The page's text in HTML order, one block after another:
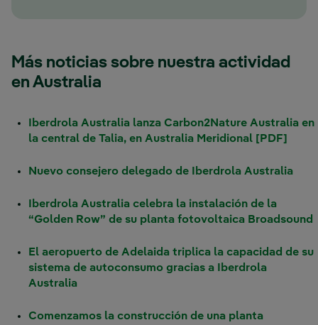
Más noticias sobre nuestra actividad
en Australia
Iberdrola Australia lanza Carbon2Nature Australia en
la central de Talia, en Australia Meridional [PDF]
Nuevo consejero delegado de Iberdrola Australia
Iberdrola Australia celebra la instalación de la
“Golden Row” de su planta fotovoltaica Broadsound
El aeropuerto de Adelaida triplica la capacidad de su
sistema de autoconsumo gracias a Iberdrola
Australia
Comenzamos la construcción de una planta